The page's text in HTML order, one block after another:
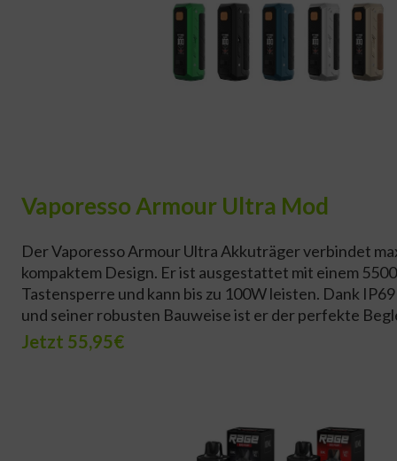
Vaporesso Armour Ultra Mod
Der Vaporesso Armour Ultra Akkuträger verbindet
kompaktem Design. Er ist ausgestattet mit einem
Tastensperre und kann bis zu 100W leisten. Dank
und seiner robusten Bauweise ist er der perfekte
Jetzt 55,95€